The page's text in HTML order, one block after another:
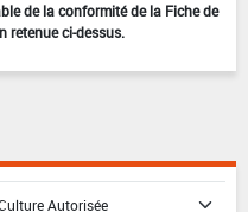
de la conformité de la Fiche de
retenue ci-dessus.